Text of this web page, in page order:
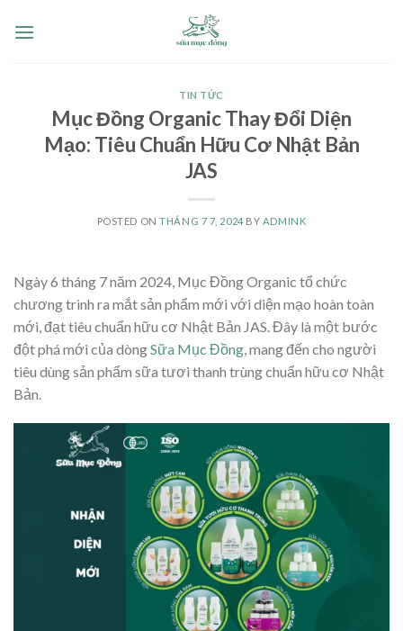
TIN TỨC
Mục Đồng Organic Thay Đổi Diện
Mạo: Tiêu Chuẩn Hữu Cơ Nhật Bản
JAS
POSTED ONTHÁNG 7 7, 2024 BY ADMINK
Ngày 6 tháng 7 năm 2024, Mục Đồng Organic tổ chức
chương trình ra mắt sản phẩm mới với diện mạo hoàn toàn
mới, đạt tiêu chuẩn hữu cơ Nhật Bản JAS. Đây là một bước
đột phá mới của dòngSữa Mục Đồng , mang đến cho người
tiêu dùng sản phẩm sữa tươi thanh trùng chuẩn hữu cơ Nhật
Bản.